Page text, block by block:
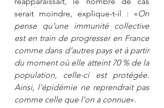
serait moindre, explique-t-il : «On
pense qu'une immunité collective
est en train de progresser en France
comme dans d’autres pays et à partir
du moment où elle atteint 70 % de la
population, celle-ci est protégée.
Ainsi, l'épidémie ne reprendrait pas
comme celle que l’on a connue».